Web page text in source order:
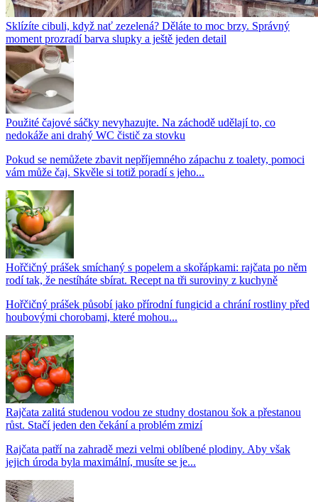
Sklízíte cibuli, když nať zezelená? Děláte to moc brzy. Správný
moment prozradí barva slupky a ještě jeden detail
Použité čajové sáčky nevyhazujte. Na záchodě udělají to, co
nedokáže ani drahý WC čistič za stovku
Pokud se nemůžete zbavit nepříjemného zápachu z toalety, pomoci
vám může čaj. Skvěle si totiž poradí s jeho...
Hořčičný prášek smíchaný s popelem a skořápkami: rajčata po něm
rodí tak, že nestíháte sbírat. Recept na tři suroviny z kuchyně
Hořčičný prášek působí jako přírodní fungicid a chrání rostliny před
houbovými chorobami, které mohou...
Rajčata zalitá studenou vodou ze studny dostanou šok a přestanou
růst. Stačí jeden den čekání a problém zmizí
Rajčata patří na zahradě mezi velmi oblíbené plodiny. Aby však
jejich úroda byla maximální, musíte se je...